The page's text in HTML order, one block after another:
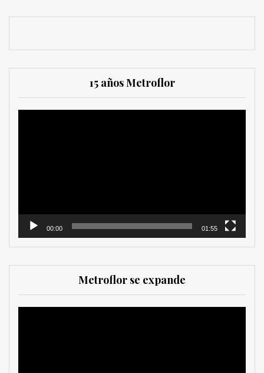
15 años Metroflor
00:00 01:55
Metroflor se expande